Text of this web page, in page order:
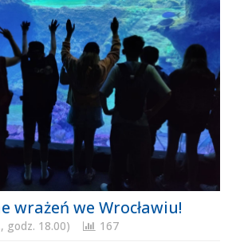
wrażeń we Wrocławiu!
godz. 18.00) 167